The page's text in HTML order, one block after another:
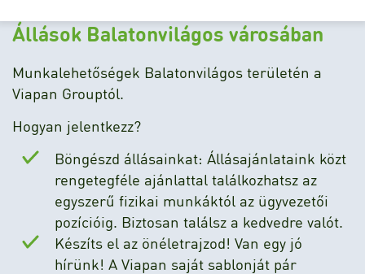
Állások Balatonvilágos városában
Munkalehetőségek Balatonvilágos területén a
Viapan Grouptól.
Hogyan jelentkezz?
Böngészd állásainkat: Állásajánlataink közt
rengetegféle ajánlattal találkozhatsz az
egyszerű fizikai munkáktól az ügyvezetői
pozícióig. Biztosan találsz a kedvedre valót.
Készíts el az önéletrajzod! Van egy jó
hírünk! A Viapan saját sablonját pár